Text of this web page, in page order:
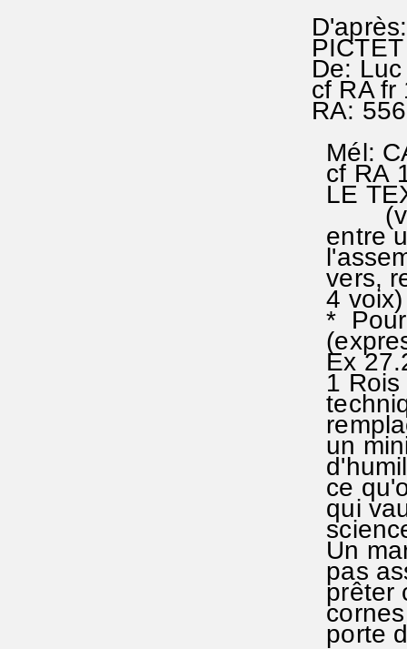
De:
cf RA fr
RA: 556
Mél:
cf RA
LE
(vers
entre
vers,
4
* Pour
Ex
1 Rois
un
ce
qui
Un
pas
prêter
porte